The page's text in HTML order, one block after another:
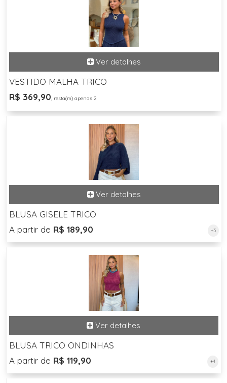
VESTIDO MALHA TRICO
R$ 369,90, resta(m) apenas 2
BLUSA GISELE TRICO
A partir de R$ 189,90 +3
BLUSA TRICO ONDINHAS
A partir de R$ 119,90 +4